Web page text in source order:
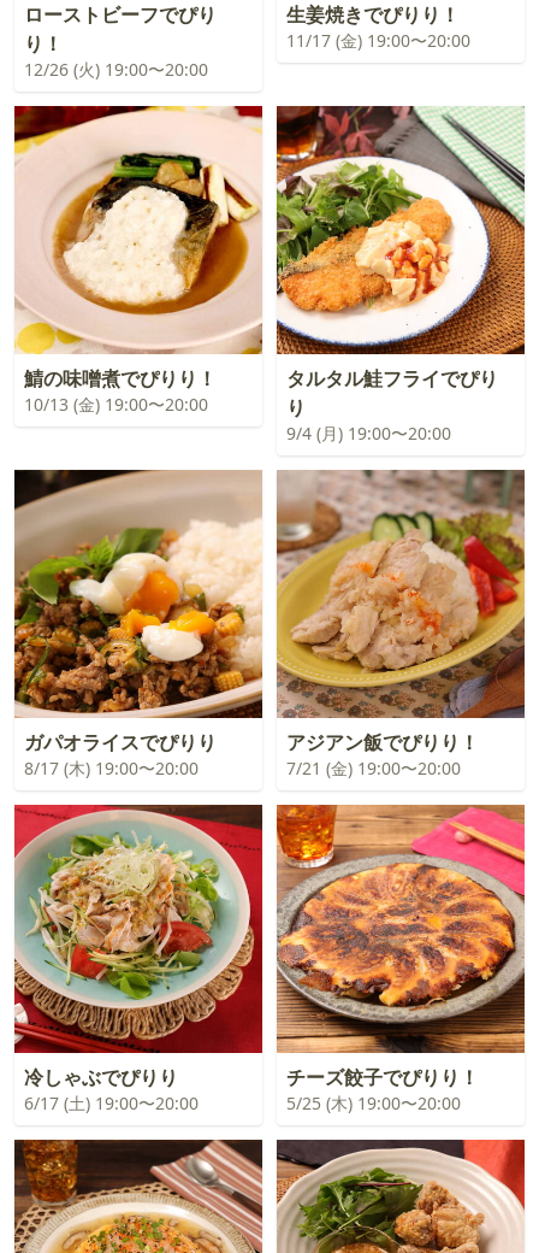
ローストビーフでぴり
り！
12/26 (火) 19:00〜20:00
生姜焼きでぴりり！
11/17 (金) 19:00〜20:00
鯖の味噌煮でぴりり！
10/13 (金) 19:00〜20:00
タルタル鮭フライでぴり
り
9/4 (月) 19:00〜20:00
ガパオライスでぴりり
8/17 (木) 19:00〜20:00
アジアン飯でぴりり！
7/21 (金) 19:00〜20:00
冷しゃぶでぴりり
6/17 (土) 19:00〜20:00
チーズ餃子でぴりり！
5/25 (木) 19:00〜20:00